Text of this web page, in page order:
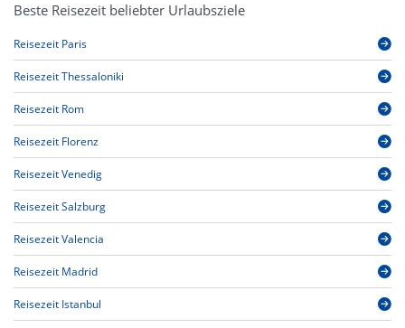
Beste Reisezeit beliebter Urlaubsziele
Reisezeit Paris
Reisezeit Thessaloniki
Reisezeit Rom
Reisezeit Florenz
Reisezeit Venedig
Reisezeit Salzburg
Reisezeit Valencia
Reisezeit Madrid
Reisezeit Istanbul